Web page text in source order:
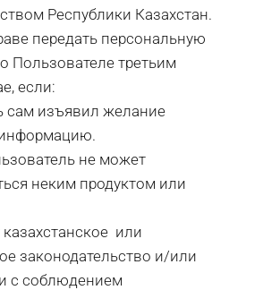
Республики Казахстан.
передать персональную
Пользователе третьим
если:
сам изъявил желание
информацию.
не может
неким продуктом или
казахстанское или
законодательство и/или
с соблюдением